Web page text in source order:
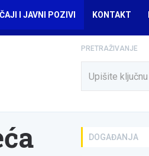
I JAVNI POZIVI KONTAKT
PRETRAŽIVANJE
DOGAĐANJA